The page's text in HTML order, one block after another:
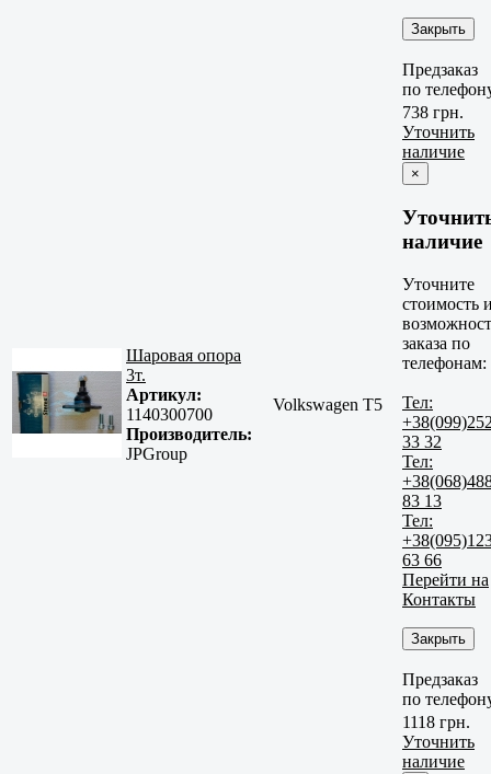
Закрыть
Предзаказ
по
Шаровая опора
3т.
Артикул:
1140300700
Производитель:
JPGroup
Volkswagen T5
738 грн.
Уточнить
наличие
×
наличие
Уточните
стоимость
заказа по
телефонам:
Тел:
33 32
Тел:
83 13
Тел:
63 66
Перейти на
Контакты
Закрыть
Предзаказ
по
1118 грн.
Уточнить
наличие